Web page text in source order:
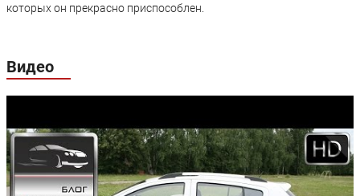
которых он прекрасно приспособлен.
Видео